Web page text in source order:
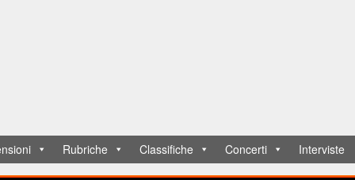
Rubriche Classifiche Concerti Interviste